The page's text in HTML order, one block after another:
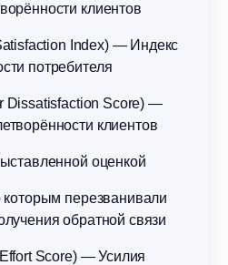
клиентов
Index) — Индекс
потребителя
Dissatisfaction Score) —
клиентов
оценкой
которым перезванивали
обратной связи
Score) — Усилия